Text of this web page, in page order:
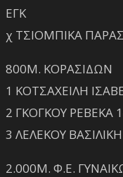
ΕΓΚ
χ ΤΣΙΟΜΠΙΚΑ
800Μ. ΚΟΡΑΣΙΔΩΝ
1 ΚΟΤΣΑΧΕΙΛΗ
2 ΓΚΟΓΚΟΥ ΡΕΒΕΚΑ
3 ΛΕΛΕΚΟΥ
2.000Μ. Φ.Ε.